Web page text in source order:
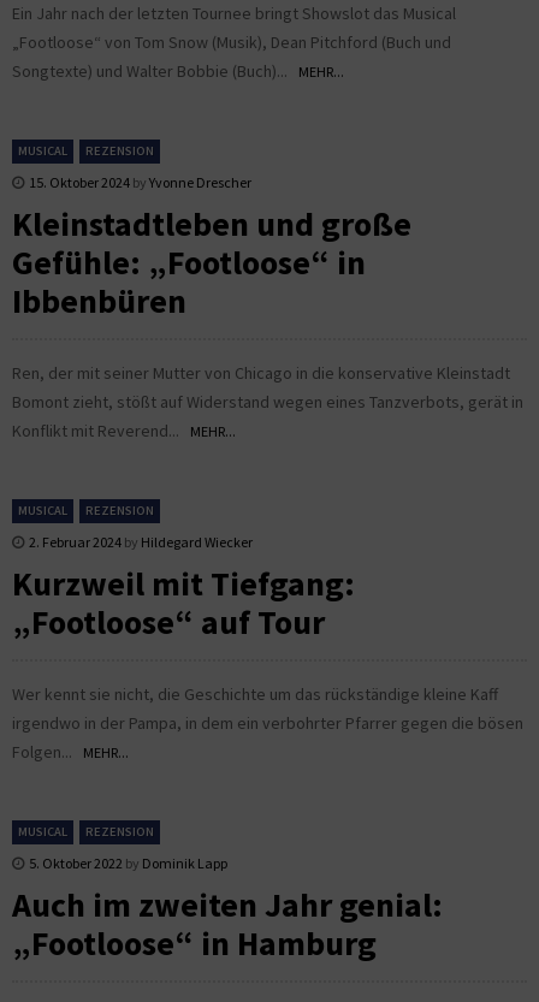
Ein Jahr nach der letzten Tournee bringt Showslot das Musical
„Footloose“ von Tom Snow (Musik), Dean Pitchford (Buch und
Songtexte) und Walter Bobbie (Buch)...
MEHR...
MUSICAL REZENSION
15. Oktober 2024 by Yvonne Drescher
Kleinstadtleben und große
Gefühle: „Footloose“ in
Ibbenbüren
Ren, der mit seiner Mutter von Chicago in die konservative Kleinstadt
Bomont zieht, stößt auf Widerstand wegen eines Tanzverbots, gerät in
Konflikt mit Reverend...
MEHR...
MUSICAL REZENSION
2. Februar 2024 by Hildegard Wiecker
Kurzweil mit Tiefgang:
„Footloose“ auf Tour
Wer kennt sie nicht, die Geschichte um das rückständige kleine Kaff
irgendwo in der Pampa, in dem ein verbohrter Pfarrer gegen die bösen
Folgen...
MEHR...
MUSICAL REZENSION
5. Oktober 2022 by Dominik Lapp
Auch im zweiten Jahr genial:
„Footloose“ in Hamburg